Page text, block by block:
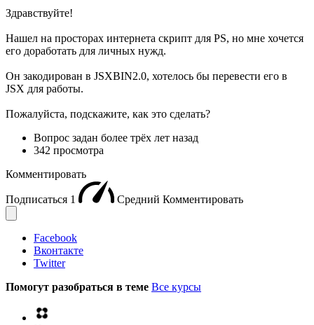
Здравствуйте!
Нашел на просторах интернета скрипт для PS, но мне хочется
его доработать для личных нужд.
Он закодирован в JSXBIN2.0, хотелось бы перевести его в
JSX для работы.
Пожалуйста, подскажите, как это сделать?
Вопрос задан более трёх лет назад
342 просмотра
Комментировать
Подписаться 1 Средний Комментировать
Facebook
Вконтакте
Twitter
Помогут разобраться в теме Все курсы